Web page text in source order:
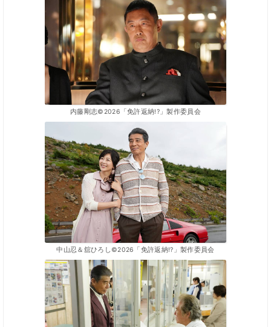
内藤剛志©2026「免許返納!?」製作委員会
中山忍＆舘ひろし©2026「免許返納!?」製作委員会